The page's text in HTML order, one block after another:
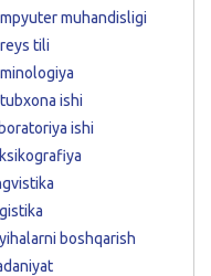
muhandisligi
tili
ishi
ishi
boshqarish